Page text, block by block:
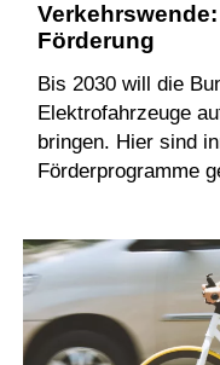
Förderung
Bis 2030 will die
Elektrofahrzeuge
bringen. Hier sind
Förderprogramme